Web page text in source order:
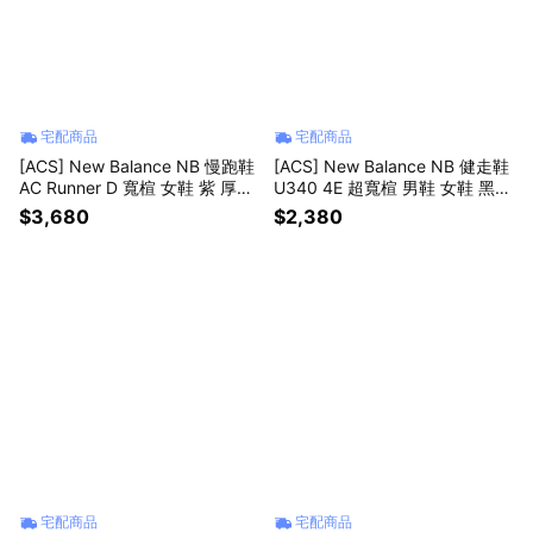
宅配商品
[ACS] New Balance NB 慢跑鞋
AC Runner D 寬楦 女鞋 紫 厚底
緩衝 運動鞋 WACR12VY-D
$3,680
宅配商品
[ACS] New Balance NB 健走鞋
U340 4E 超寬楦 男鞋 女鞋 黑
麂皮 魔鬼氈 休閒鞋 U34072H-4
E
$2,380
宅配商品 宅配商品